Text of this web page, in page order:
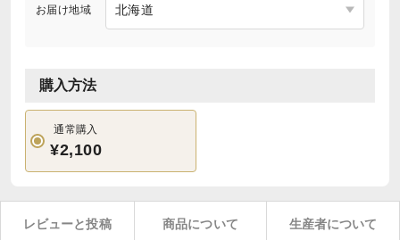
お届け地域
購入方法
通常購入
¥2,100
レビューと投稿 商品について 生産者について